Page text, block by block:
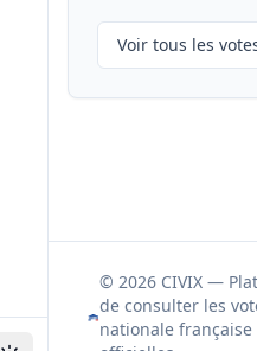
Voir tous les
© 2026 CIVIX —
de consulter les
nationale